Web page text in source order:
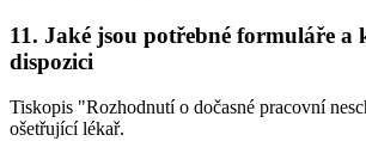
11. Jaké jsou potřebné formuláře a
dispozici
Tiskopis "Rozhodnutí o dočasné pracovní
ošetřující lékař.